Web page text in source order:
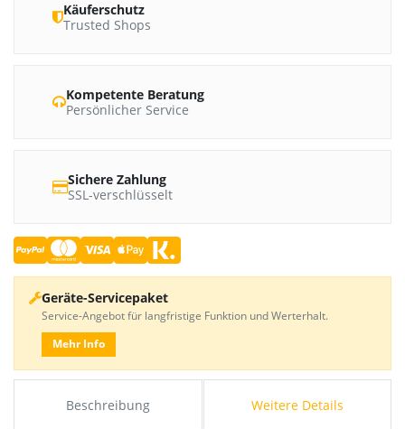
Beschreibung Weitere Details
Käuferschutz
Trusted Shops
Kompetente Beratung
Persönlicher Service
Sichere Zahlung
SSL-verschlüsselt
Geräte-Servicepaket
Service-Angebot für langfristige Funktion und Werterhalt.
Mehr Info